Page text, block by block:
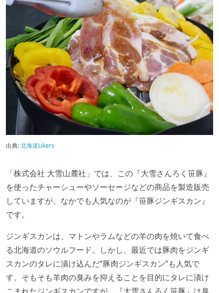
出典:北海道Likers
「株式会社 大雪山麓社」では、この『大雪さんろく笹豚』
を使ったチャーシューやソーセージなどの商品を製造販売
していますが、なかでも人気なのが『笹豚ジンギスカン』
です。
ジンギスカンは、マトンやラムなどの羊の肉を焼いて食べ
る北海道のソウルフード。しかし、最近では豚肉をジンギ
スカンのタレに漬け込んだ“豚肉ジンギスカン”も人気で
す。そもそも羊肉の臭みを抑えることを目的にタレに漬け